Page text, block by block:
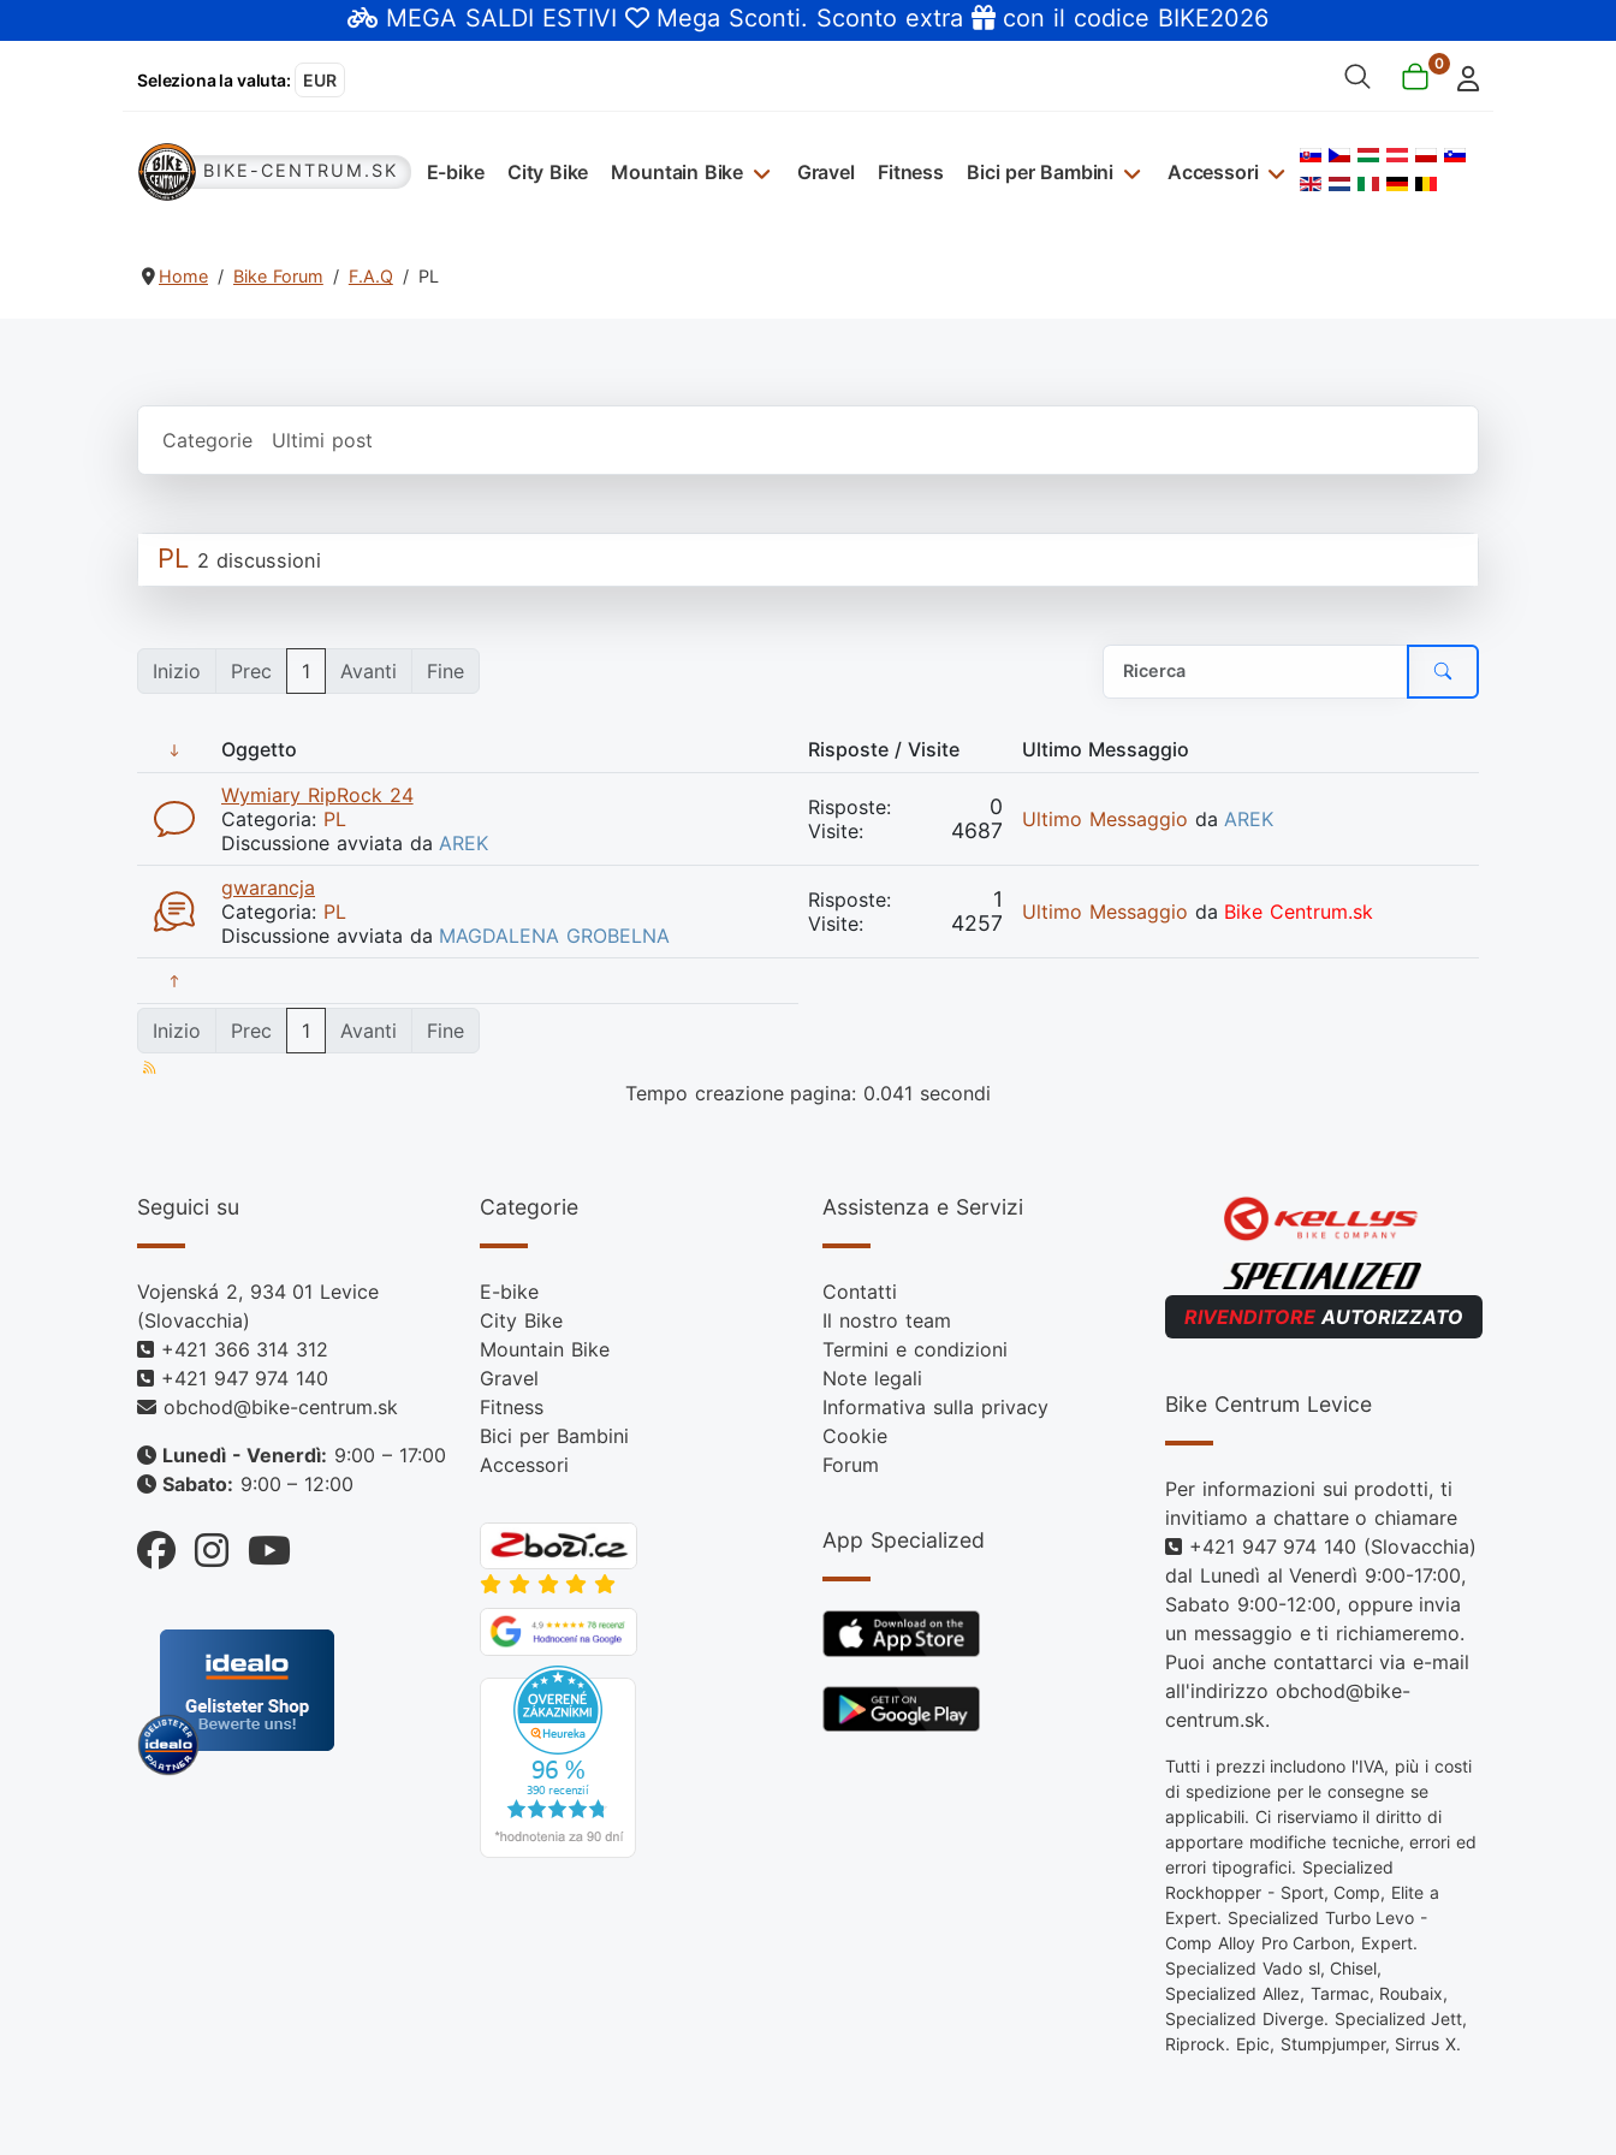
MEGA SALDI ESTIVI Mega Sconti. Sconto extra con il codice BIKE2026
Seleziona la valuta: EUR
0
BIKE-CENTRUM.SK E-bike City Bike Mountain Bike Gravel Fitness Bici per Bambini Accessori
Seleziona la tua lingua
Home Bike Forum F.A.Q PL
Categorie Ultimi post
PL 2 discussioni
Inizio Prec 1 Avanti Fine
Oggetto Risposte / Visite
Ultimo Messaggio
Wymiary RipRock 24
Categoria: PL
Discussione avviata da AREK
Risposte: 0
Visite: 4687 Ultimo Messaggio da AREK
gwarancja
Categoria: PL
Discussione avviata da MAGDALENA GROBELNA
Risposte: 1
Visite: 4257 Ultimo Messaggio da Bike Centrum.sk
Inizio Prec 1 Avanti Fine
Tempo creazione pagina: 0.041 secondi
Seguici su
Vojenská 2, 934 01 Levice
(Slovacchia)
+421 366 314 312
+421 947 974 140
obchod@bike-centrum.sk
Lunedì - Venerdì: 9:00 – 17:00
Sabato: 9:00 – 12:00
Categorie
E-bike
City Bike
Mountain Bike
Gravel
Fitness
Bici per Bambini
Accessori
Assistenza e Servizi
Contatti
Il nostro team
Termini e condizioni
Note legali
Informativa sulla privacy
Cookie
Forum
App Specialized
RIVENDITORE AUTORIZZATO
Bike Centrum Levice
Per informazioni sui prodotti, ti
invitiamo a chattare o chiamare
Telefono
+421 947 974 140 (Slovacchia)
dal Lunedì al Venerdì 9:00-17:00,
Sabato 9:00-12:00, oppure invia
un messaggio e ti richiameremo.
Puoi anche contattarci via e-mail
all'indirizzo obchod@bike-
centrum.sk.
Tutti i prezzi includono l'IVA, più i costi
di spedizione per le consegne se
applicabili. Ci riserviamo il diritto di
apportare modifiche tecniche, errori ed
errori tipografici. Specialized
Rockhopper - Sport, Comp, Elite a
Expert. Specialized Turbo Levo -
Comp Alloy Pro Carbon, Expert.
Specialized Vado sl, Chisel,
Specialized Allez, Tarmac, Roubaix,
Specialized Diverge. Specialized Jett,
Riprock. Epic, Stumpjumper, Sirrus X.